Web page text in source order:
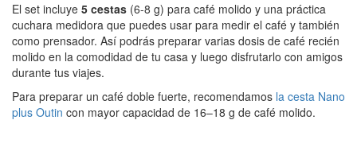
El set incluye 5 cestas (6-8 g) para café molido y una práctica
cuchara medidora que puedes usar para medir el café y también
como prensador. Así podrás preparar varias dosis de café recién
molido en la comodidad de tu casa y luego disfrutarlo con amigos
durante tus viajes.
Para preparar un café doble fuerte, recomendamos la cesta Nano
plus Outin con mayor capacidad de 16–18 g de café molido.